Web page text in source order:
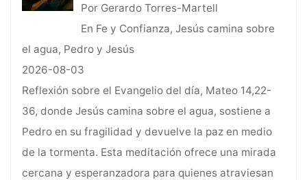
Por Gerardo Torres-Martell
En Fe y Confianza, Jesús camina sobre
el agua, Pedro y Jesús
2026-08-03
Reflexión sobre el Evangelio del día, Mateo 14,22-
36, donde Jesús camina sobre el agua, sostiene a
Pedro en su fragilidad y devuelve la paz en medio
de la tormenta. Esta meditación ofrece una mirada
cercana y esperanzadora para quienes atraviesan